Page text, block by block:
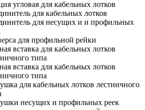
угловая для кабельных лотков
для кабельных лотков
для несущих и и профильных
для профильной рейки
вставка для кабельных лотков
типа
вставка для кабельных лотков
типа
для кабельных лотков лестничного
несущих и профильных реек